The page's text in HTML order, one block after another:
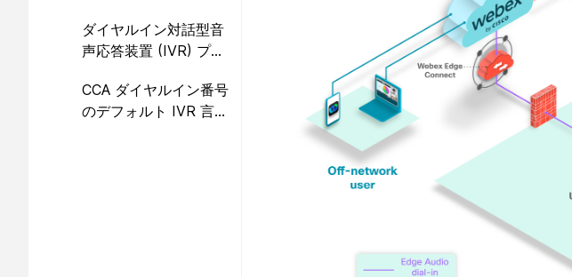
ダイヤルイン対話型音
声応答装置 (IVR) プロ
イズする
CCA ダイヤルイン番号
のデフォルト IVR 言語